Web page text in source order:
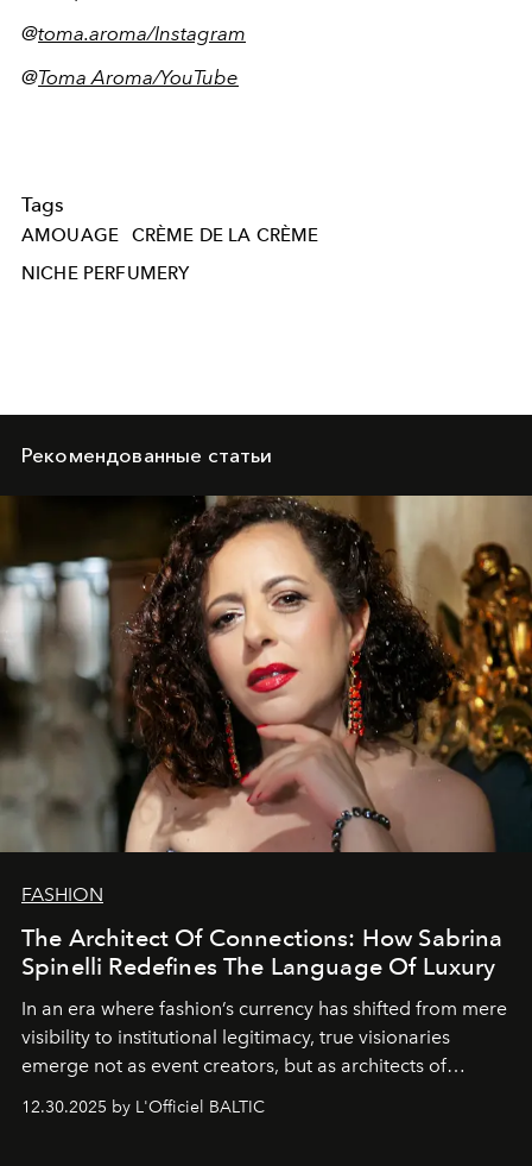
@toma.aroma/Instagram
@Toma Aroma/YouTube
Tags
AMOUAGE
CRÈME DE LA CRÈME
NICHE PERFUMERY
Рекомендованные статьи
FASHION
The Architect Of Connections: How Sabrina
Spinelli Redefines The Language Of Luxury
In an era where fashion’s currency has shifted from mere
visibility to institutional legitimacy, true visionaries
emerge not as event creators, but as architects of
brand strategist with three decades of mastery in luxury,
12.30.2025 by L'Officiel BALTIC